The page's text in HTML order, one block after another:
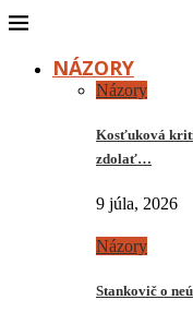
NÁZORY
Názory
Kosťuková
zdolať…
9 júla, 2026
Názory
Stankovič o